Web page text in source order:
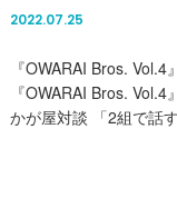
2022.07.25
『OWARAI Bros.
『OWARAI Bros.
かが屋対談 「2組で話